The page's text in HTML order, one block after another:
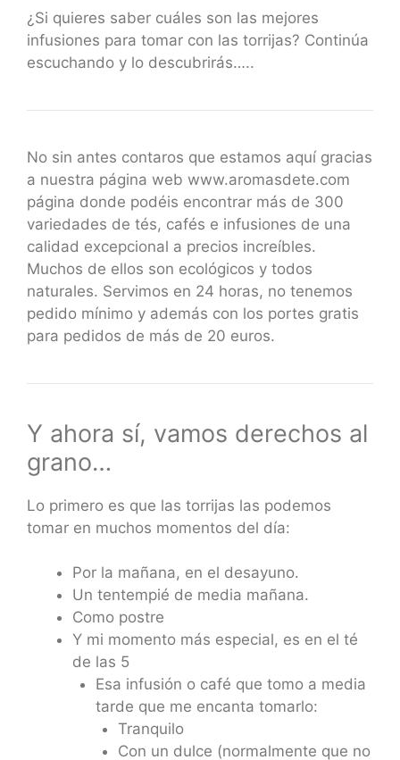
¿Si quieres saber cuáles son las mejores
infusiones para tomar con las torrijas? Continúa
escuchando y lo descubrirás…..
No sin antes contaros que estamos aquí gracias
a nuestra página web www.aromasdete.com
página donde podéis encontrar más de 300
variedades de tés, cafés e infusiones de una
calidad excepcional a precios increíbles.
Muchos de ellos son ecológicos y todos
naturales. Servimos en 24 horas, no tenemos
pedido mínimo y además con los portes gratis
para pedidos de más de 20 euros.
Y ahora sí, vamos derechos al
grano…
Lo primero es que las torrijas las podemos
tomar en muchos momentos del día:
Por la mañana, en el desayuno.
Un tentempié de media mañana.
Como postre
Y mi momento más especial, es en el té
de las 5
Esa infusión o café que tomo a media
tarde que me encanta tomarlo:
Tranquilo
Con un dulce (normalmente que no